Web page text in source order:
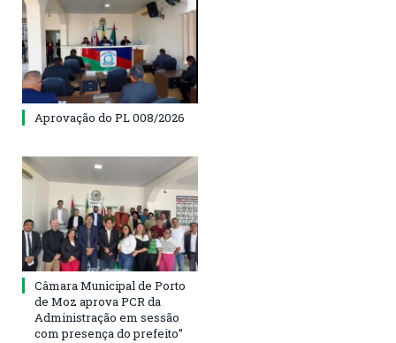
Aprovação do PL 008/2026
Câmara Municipal de Porto
de Moz aprova PCR da
Administração em sessão
com presença do prefeito”